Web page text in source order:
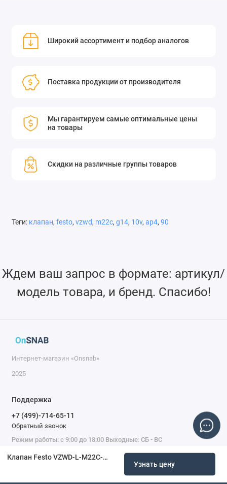
Клапан Festo VZWD-L-M22C-M-G14-10-V-3AP4-90 1491996
Узнать цену
Широкий ассортимент и подбор аналогов
Поставка продукции от производителя
Мы гарантируем самые оптимальные цены
на товары
Скидки на различные группы товаров
Теги: клапан, festo, vzwd, m22c, g14, 10v, ap4, 90
Ждем ваш запрос в формате: артикул/
модель товара, и бренд. Спасибо!
Интернет-магазин «Onsnab»
2025
Поддержка
+7 (499)-714-65-11
Обратный звонок
Режим работы: с 9:00 до 18:00 Выходные: СБ - ВС